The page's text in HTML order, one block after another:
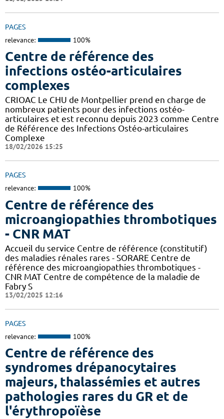
PAGES
relevance: 100%
Centre de référence des
infections ostéo-articulaires
complexes
CRIOAC Le CHU de Montpellier prend en charge de
nombreux patients pour des infections ostéo-
articulaires et est reconnu depuis 2023 comme Centre
de Référence des Infections Ostéo-articulaires
Complexe
18/02/2026 15:25
PAGES
relevance: 100%
Centre de référence des
microangiopathies thrombotiques
- CNR MAT
Accueil du service Centre de référence (constitutif)
des maladies rénales rares - SORARE Centre de
référence des microangiopathies thrombotiques -
CNR MAT Centre de compétence de la maladie de
Fabry S
13/02/2025 12:16
PAGES
relevance: 100%
Centre de référence des
syndromes drépanocytaires
majeurs, thalassémies et autres
pathologies rares du GR et de
l'érythropoïèse